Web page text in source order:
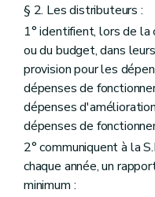
§ 2. Les distributeurs :
1° identifient, lors de
ou du budget, dans
provision pour les
dépenses de
dépenses
dépenses de
2° communiquent à la
chaque année, un
minimum :